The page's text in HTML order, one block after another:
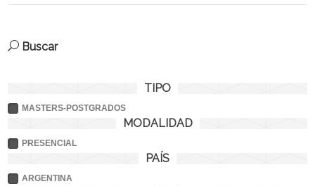
Buscar
TIPO
MASTERS-POSTGRADOS
MODALIDAD
PRESENCIAL
PAÍS
ARGENTINA